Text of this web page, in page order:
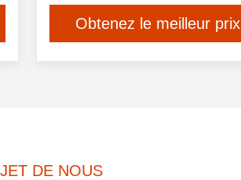
contrôle climatique intelligent
Obtenez le meilleur prix
DE NOUS